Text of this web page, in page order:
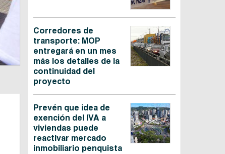
Corredores de
transporte: MOP
entregará en un mes
más los detalles de la
continuidad del
proyecto
Prevén que idea de
exención del IVA a
viviendas puede
reactivar mercado
inmobiliario penquista